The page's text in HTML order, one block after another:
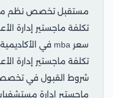
مستقبل تخصص نظم
تكلفة ماجستير إدارة
سعر mba في الأكاديمية البحرية
تكلفة ماجستير إدارة
شروط القبول في تخصص
ماجستير إدارة